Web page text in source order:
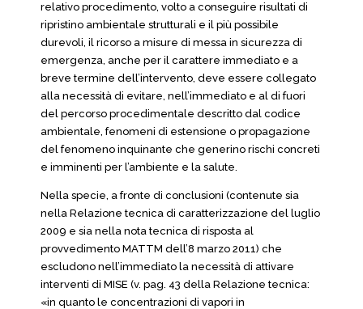
relativo procedimento, volto a conseguire risultati di
ripristino ambientale strutturali e il più possibile
durevoli, il ricorso a misure di messa in sicurezza di
emergenza, anche per il carattere immediato e a
breve termine dell’intervento, deve essere collegato
alla necessità di evitare, nell’immediato e al di fuori
del percorso procedimentale descritto dal codice
ambientale, fenomeni di estensione o propagazione
del fenomeno inquinante che generino rischi concreti
e imminenti per l’ambiente e la salute.
Nella specie, a fronte di conclusioni (contenute sia
nella Relazione tecnica di caratterizzazione del luglio
2009 e sia nella nota tecnica di risposta al
provvedimento MATTM dell’8 marzo 2011) che
escludono nell’immediato la necessità di attivare
interventi di MISE (v. pag. 43 della Relazione tecnica:
«in quanto le concentrazioni di vapori in